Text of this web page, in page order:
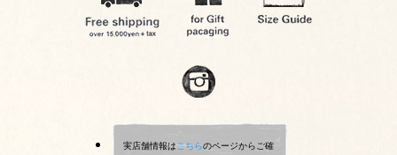
実店舗情報はこちらのページからご確